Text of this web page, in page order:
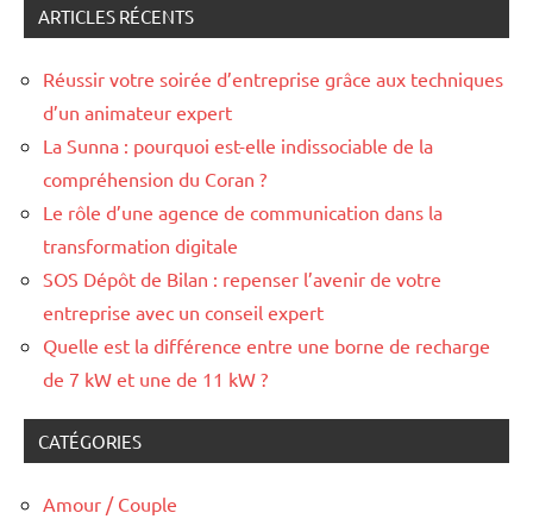
ARTICLES RÉCENTS
Réussir votre soirée d’entreprise grâce aux techniques
d’un animateur expert
La Sunna : pourquoi est-elle indissociable de la
compréhension du Coran ?
Le rôle d’une agence de communication dans la
transformation digitale
SOS Dépôt de Bilan : repenser l’avenir de votre
entreprise avec un conseil expert
Quelle est la différence entre une borne de recharge
de 7 kW et une de 11 kW ?
CATÉGORIES
Amour / Couple